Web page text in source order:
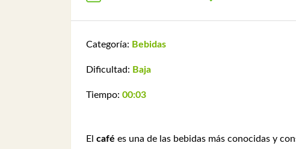
Categoría: Bebidas
Dificultad: Baja
Tiempo: 00:03
El café es una de las bebidas más conocidas y